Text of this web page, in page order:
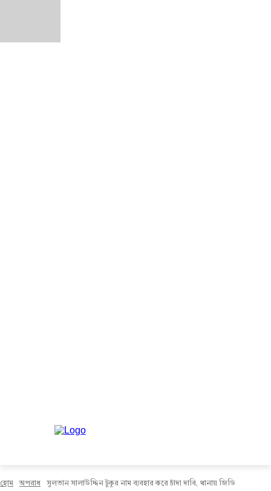
হোম অপরাধ সুলতান সালাউদ্দিন টুকুর নাম ব্যবহার করে চাঁদা দাবি, থানায় জিডি